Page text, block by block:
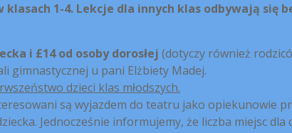
1-4. Lekcje dla innych klas odbywają się
i £14 od osoby dorosłej (dotyczy również
sali gimnastycznej u pani Elżbiety Madej.
dzieci klas młodszych.
są wyjazdem do teatru jako opiekunowie
Jednocześnie informujemy, że liczba miejsc